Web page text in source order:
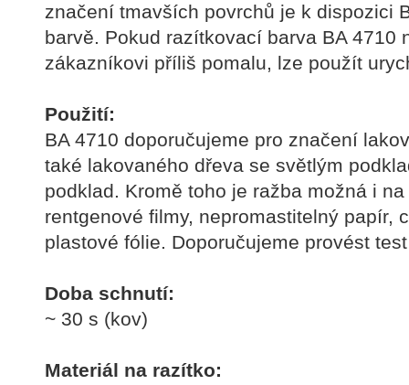
značení tmavších povrchů je k dispozici
barvě. Pokud razítkovací barva BA 4710
zákazníkovi příliš pomalu, lze použít
Použití:
BA 4710 doporučujeme pro značení
také lakovaného dřeva se světlým
podklad. Kromě toho je ražba možná i
rentgenové filmy, nepromastitelný papír,
plastové fólie. Doporučujeme provést
Doba schnutí:
~ 30 s (kov)
Materiál na razítko: